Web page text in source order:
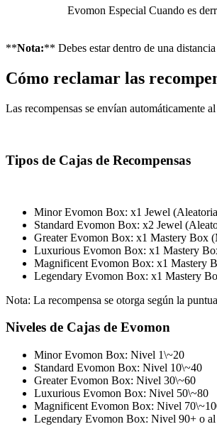
Evomon Especial Cuando es
**Nota:** Debes estar dentro de una
Cómo reclamar las
Las recompensas se envían automáticamente
Tipos de Cajas de Recompensas
Minor Evomon Box: x1 Jewel
Standard Evomon Box: x2 Jewel
Greater Evomon Box: x1 Mastery Box
Luxurious Evomon Box: x1 Mastery
Magnificent Evomon Box: x1 Mastery
Legendary Evomon Box: x1 Mastery
Nota: La recompensa se otorga según la
Niveles de Cajas de Evomon
Minor Evomon Box: Nivel 1\~20
Standard Evomon Box: Nivel 10\~40
Greater Evomon Box: Nivel 30\~60
Luxurious Evomon Box: Nivel 50\~80
Magnificent Evomon Box: Nivel
Legendary Evomon Box: Nivel 90+ o